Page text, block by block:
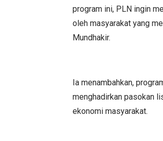
program ini, PLN ingin
oleh masyarakat yang
Mundhakir.
Ia menambahkan,
menghadirkan pasokan
ekonomi masyarakat.